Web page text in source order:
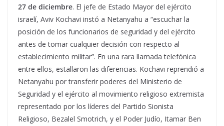
27 de diciembre. El jefe de Estado Mayor del ejército
israelí, Aviv Kochavi instó a Netanyahu a “escuchar la
posición de los funcionarios de seguridad y del ejército
antes de tomar cualquier decisión con respecto al
establecimiento militar”. En una rara llamada telefónica
entre ellos, estallaron las diferencias. Kochavi reprendió a
Netanyahu por transferir poderes del Ministerio de
Seguridad y el ejército al movimiento religioso extremista
representado por los líderes del Partido Sionista
Religioso, Bezalel Smotrich, y el Poder Judío, Itamar Ben